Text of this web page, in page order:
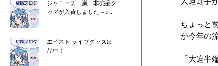
ちょっと
が今年の
「大迫半
ジャニーズ 嵐 非売品グ
ッズが入荷しました～♪...
エビスト ライブグッズ出
品中！